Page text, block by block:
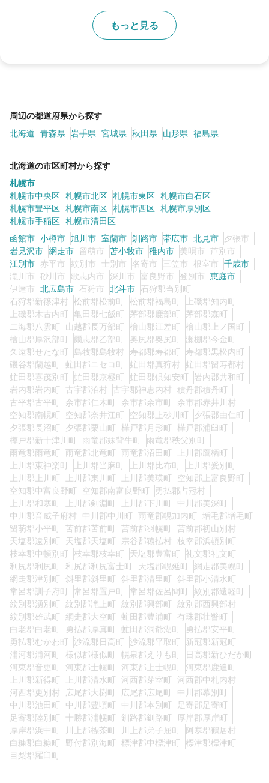
もっと見る
周辺の都道府県から探す
北海道
青森県 岩手県 宮城県 秋田県 山形県 福島県
北海道の市区町村から探す
札幌市
札幌市中央区 札幌市北区 札幌市東区 札幌市白石区
札幌市豊平区 札幌市南区 札幌市西区 札幌市厚別区
札幌市手稲区 札幌市清田区
函館市 小樽市 旭川市 室蘭市 釧路市 帯広市 北見市
夕張市
岩見沢市 網走市 留萌市 苫小牧市 稚内市 美唄市
芦別市
江別市
赤平市 紋別市 士別市 名寄市 三笠市 根室市
千歳市
滝川市
砂川市 歌志内市 深川市 富良野市 登別市
恵庭市
伊達市
北広島市 石狩市 北斗市
石狩郡当別町
石狩郡新篠津村
松前郡松前町 松前郡福島町
上磯郡知内町
上磯郡木古内町
亀田郡七飯町 茅部郡鹿部町
茅部郡森町
二海郡八雲町
山越郡長万部町 檜山郡江差町
檜山郡上ノ国町
檜山郡厚沢部町
爾志郡乙部町 奥尻郡奥尻町
瀬棚郡今金町
久遠郡せたな町
島牧郡島牧村 寿都郡寿都町
寿都郡黒松内町
磯谷郡蘭越町
虻田郡ニセコ町 虻田郡真狩村
虻田郡留寿都村
虻田郡喜茂別町
虻田郡京極町 虻田郡倶知安町
岩内郡共和町
岩内郡岩内町
古宇郡泊村 古宇郡神恵内村
積丹郡積丹町
古平郡古平町
余市郡仁木町 余市郡余市町
余市郡赤井川村
空知郡南幌町
空知郡奈井江町 空知郡上砂川町
夕張郡由仁町
夕張郡長沼町
夕張郡栗山町 樺戸郡月形町
樺戸郡浦臼町
樺戸郡新十津川町
雨竜郡妹背牛町
雨竜郡秩父別町
雨竜郡雨竜町
雨竜郡北竜町 雨竜郡沼田町
上川郡鷹栖町
上川郡東神楽町
上川郡当麻町 上川郡比布町
上川郡愛別町
上川郡上川町
上川郡東川町 上川郡美瑛町
空知郡上富良野町
空知郡中富良野町
空知郡南富良野町
勇払郡占冠村
上川郡和寒町
上川郡剣淵町 上川郡下川町
中川郡美深町
中川郡音威子府村
中川郡中川町 雨竜郡幌加内町
増毛郡増毛町
留萌郡小平町
苫前郡苫前町 苫前郡羽幌町
苫前郡初山別村
天塩郡遠別町
天塩郡天塩町 宗谷郡猿払村
枝幸郡浜頓別町
枝幸郡中頓別町
枝幸郡枝幸町 天塩郡豊富町
礼文郡礼文町
利尻郡利尻町
利尻郡利尻富士町 天塩郡幌延町
網走郡美幌町
網走郡津別町
斜里郡斜里町 斜里郡清里町
斜里郡小清水町
常呂郡訓子府町
常呂郡置戸町 常呂郡佐呂間町
紋別郡遠軽町
紋別郡湧別町
紋別郡滝上町 紋別郡興部町
紋別郡西興部村
紋別郡雄武町
網走郡大空町 虻田郡豊浦町
有珠郡壮瞥町
白老郡白老町
勇払郡厚真町 虻田郡洞爺湖町
勇払郡安平町
勇払郡むかわ町
沙流郡日高町 沙流郡平取町
新冠郡新冠町
浦河郡浦河町
様似郡様似町 幌泉郡えりも町
日高郡新ひだか町
河東郡音更町
河東郡士幌町 河東郡上士幌町
河東郡鹿追町
上川郡新得町
上川郡清水町 河西郡芽室町
河西郡中札内村
河西郡更別村
広尾郡大樹町 広尾郡広尾町
中川郡幕別町
中川郡池田町
中川郡豊頃町 中川郡本別町
足寄郡足寄町
足寄郡陸別町
十勝郡浦幌町 釧路郡釧路町
厚岸郡厚岸町
厚岸郡浜中町
川上郡標茶町 川上郡弟子屈町
阿寒郡鶴居村
白糠郡白糠町
野付郡別海町 標津郡中標津町
標津郡標津町
目梨郡羅臼町